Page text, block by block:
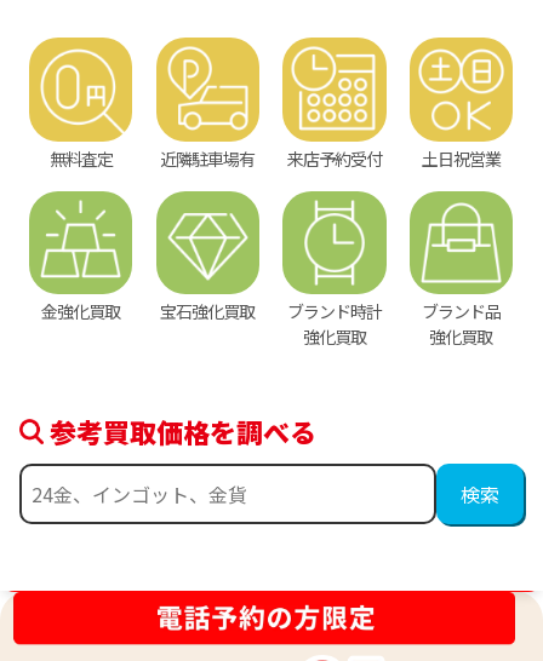
無料査定 近隣駐車場有 来店予約受付 土日祝営業
金強化買取 宝石強化買取
ブランド時計
強化買取
ブランド品
強化買取
参考買取価格を調べる